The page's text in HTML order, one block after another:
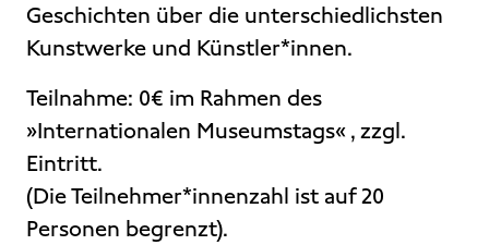
Geschichten über die unterschiedlichsten
Kunstwerke und Künstler*innen.
Teilnahme: 0€ im Rahmen des
»Internationalen Museumstags« , zzgl.
Eintritt.
(Die Teilnehmer*innenzahl ist auf 20
Personen begrenzt).